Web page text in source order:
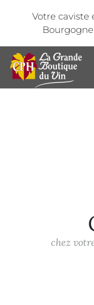
Votre caviste
Bourgogne
chez